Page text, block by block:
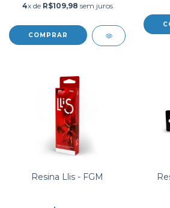
4x de R$109,98 sem juros
COMPRAR
Resina Llis - FGM